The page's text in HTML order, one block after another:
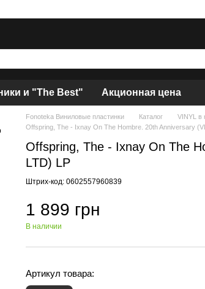
и "The Best" Акционная цена
Fonoteka Виниловые пластинки Каталог
VINYL в
Offspring, The - Ixnay On The Hombre. 20th Anniversary
Offspring, The - Ixnay On The
LTD) LP
Штрих-код: 0602557960839
1 899 грн
В наличии
Артикул товара: